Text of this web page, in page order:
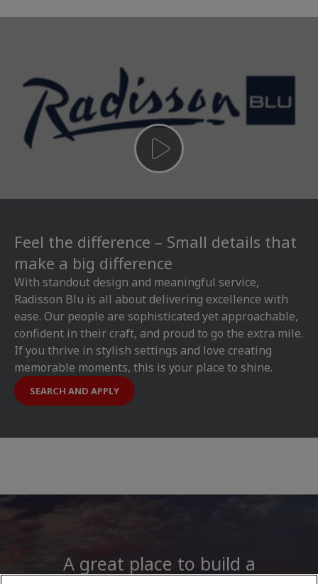
Feel the difference – Small details that
make a big difference
With standout design and meaningful service,
Radisson Blu is all about delivering excellence with
ease. Our people are sophisticated yet approachable,
confident in their craft, and proud to go the extra mile.
If you thrive in stylish settings and love creating
memorable moments, this is your place to shine.
SEARCH AND APPLY
A great place to build a